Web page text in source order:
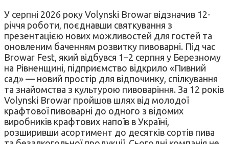
У серпні 2026 року Volynski Browar відзначив 12-
річчя роботи, поєднавши святкування з
презентацією нових можливостей для гостей та
оновленим баченням розвитку пивоварні. Під час
Browar Fest, який відбувся 1–2 серпня у Березному
на Рівненщині, підприємство відкрило «Пивний
сад» — новий простір для відпочинку, спілкування
та знайомства з культурою пивоваріння. За 12 років
Volynski Browar пройшов шлях від молодої
крафтової пивоварні до одного з відомих
виробників крафтових напоїв в Україні,
розширивши асортимент до десятків сортів пива